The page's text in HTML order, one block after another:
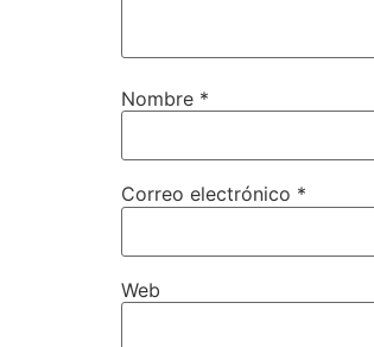
Nombre *
Correo electrónico *
Web